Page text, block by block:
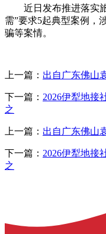
近日发布推进落实旅
需”要求5起典型案例，
骗等案情。
上一篇： 出自广东佛山
下一篇： 2026伊犁地接
之
上一篇： 出自广东佛山
下一篇： 2026伊犁地接
之